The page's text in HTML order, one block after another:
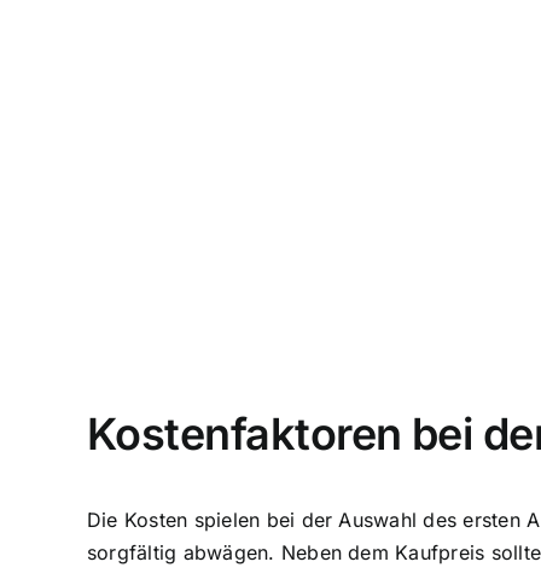
Kostenfaktoren bei
Die Kosten spielen bei der Auswahl des ersten
sorgfältig abwägen. Neben dem Kaufpreis